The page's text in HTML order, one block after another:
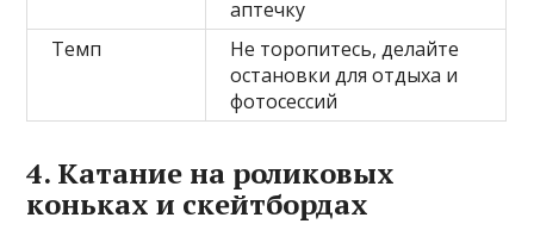
аптечку
Темп
Не торопитесь, делайте
остановки для отдыха и
фотосессий
4. Катание на роликовых
коньках и скейтбордах